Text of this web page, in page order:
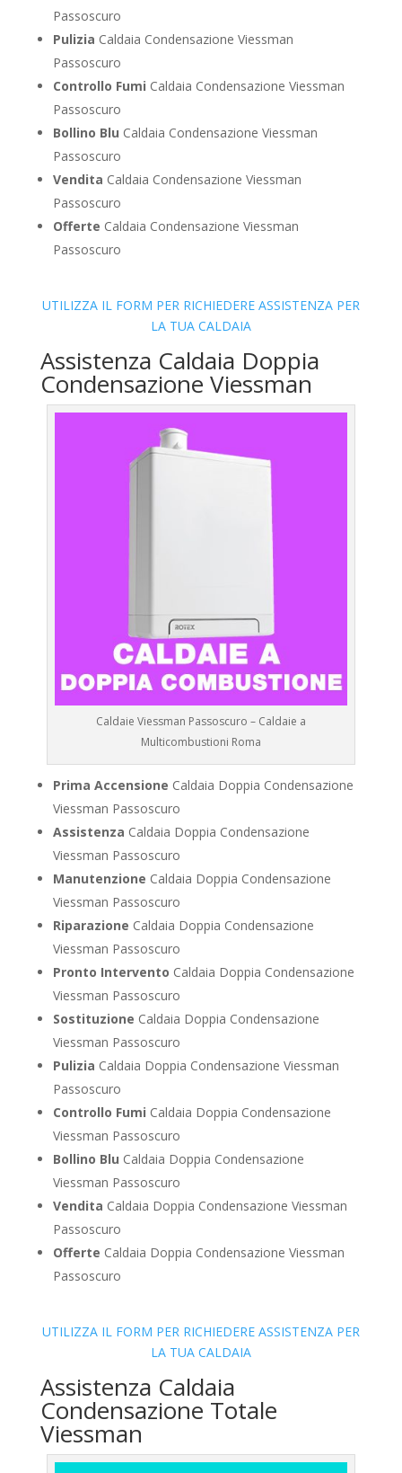
Passoscuro
Pulizia Caldaia Condensazione Viessman
Passoscuro
Controllo Fumi Caldaia Condensazione Viessman
Passoscuro
Bollino Blu Caldaia Condensazione Viessman
Passoscuro
Vendita Caldaia Condensazione Viessman
Passoscuro
Offerte Caldaia Condensazione Viessman
Passoscuro
UTILIZZA IL FORM PER RICHIEDERE ASSISTENZA PER
LA TUA CALDAIA
Assistenza Caldaia Doppia
Condensazione Viessman
Caldaie Viessman Passoscuro – Caldaie a
Multicombustioni Roma
Prima Accensione Caldaia Doppia Condensazione
Viessman Passoscuro
Assistenza Caldaia Doppia Condensazione
Viessman Passoscuro
Manutenzione Caldaia Doppia Condensazione
Viessman Passoscuro
Riparazione Caldaia Doppia Condensazione
Viessman Passoscuro
Pronto Intervento Caldaia Doppia Condensazione
Viessman Passoscuro
Sostituzione Caldaia Doppia Condensazione
Viessman Passoscuro
Pulizia Caldaia Doppia Condensazione Viessman
Passoscuro
Controllo Fumi Caldaia Doppia Condensazione
Viessman Passoscuro
Bollino Blu Caldaia Doppia Condensazione
Viessman Passoscuro
Vendita Caldaia Doppia Condensazione Viessman
Passoscuro
Offerte Caldaia Doppia Condensazione Viessman
Passoscuro
UTILIZZA IL FORM PER RICHIEDERE ASSISTENZA PER
LA TUA CALDAIA
Assistenza Caldaia
Condensazione Totale
Viessman